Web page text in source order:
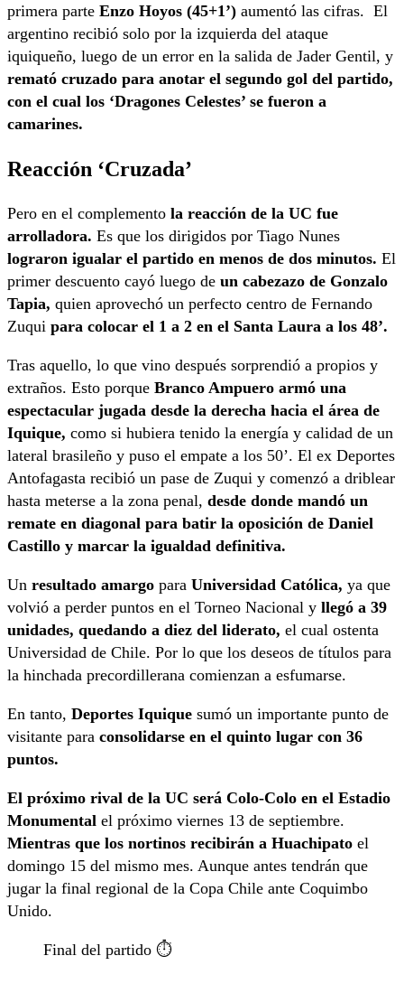
primera parte Enzo Hoyos (45+1’) aumentó las cifras. El
argentino recibió solo por la izquierda del ataque
iquiqueño, luego de un error en la salida de Jader Gentil, y
remató cruzado para anotar el segundo gol del partido,
con el cual los ‘Dragones Celestes’ se fueron a
camarines.
Reacción ‘Cruzada’
Pero en el complemento la reacción de la UC fue
arrolladora. Es que los dirigidos por Tiago Nunes
lograron igualar el partido en menos de dos minutos. El
primer descuento cayó luego de un cabezazo de Gonzalo
Tapia, quien aprovechó un perfecto centro de Fernando
Zuqui para colocar el 1 a 2 en el Santa Laura a los 48’.
Tras aquello, lo que vino después sorprendió a propios y
extraños. Esto porque Branco Ampuero armó una
espectacular jugada desde la derecha hacia el área de
Iquique, como si hubiera tenido la energía y calidad de un
lateral brasileño y puso el empate a los 50’. El ex Deportes
Antofagasta recibió un pase de Zuqui y comenzó a driblear
hasta meterse a la zona penal, desde donde mandó un
remate en diagonal para batir la oposición de Daniel
Castillo y marcar la igualdad definitiva.
Un resultado amargo para Universidad Católica, ya que
volvió a perder puntos en el Torneo Nacional y llegó a 39
unidades, quedando a diez del liderato, el cual ostenta
Universidad de Chile. Por lo que los deseos de títulos para
la hinchada precordillerana comienzan a esfumarse.
En tanto, Deportes Iquique sumó un importante punto de
visitante para consolidarse en el quinto lugar con 36
puntos.
El próximo rival de la UC será Colo-Colo en el Estadio
Monumental el próximo viernes 13 de septiembre.
Mientras que los nortinos recibirán a Huachipato el
domingo 15 del mismo mes. Aunque antes tendrán que
jugar la final regional de la Copa Chile ante Coquimbo
Unido.
Final del partido ⏱️